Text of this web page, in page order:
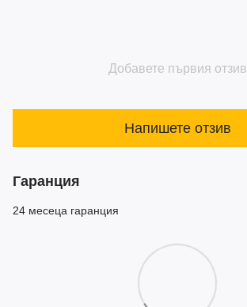
Добавете първия отзив
Напишете отзив
Гаранция
24 месеца гаранция